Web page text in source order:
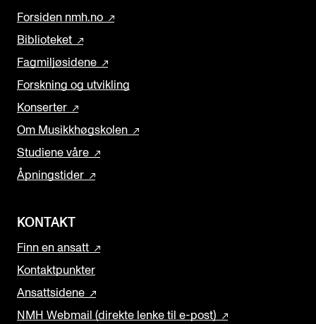
Forsiden nmh.no
Biblioteket
Fagmiljøsidene
Forskning og utvikling
Konserter
Om Musikkhøgskolen
Studiene våre
Åpningstider
KONTAKT
Finn en ansatt
Kontaktpunkter
Ansattsidene
NMH Webmail (direkte lenke til e-post)